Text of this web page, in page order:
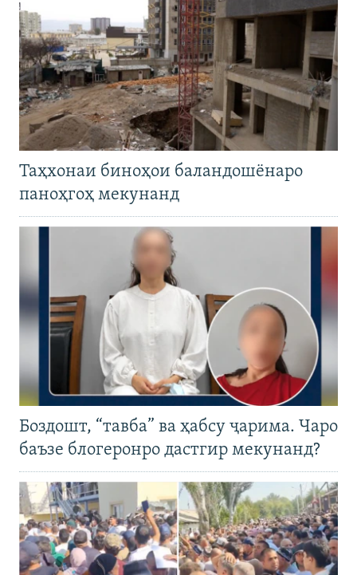
Таҳхонаи биноҳои баландошёнаро
паноҳгоҳ мекунанд
Боздошт, “тавба” ва ҳабсу ҷарима. Чаро
баъзе блогеронро дастгир мекунанд?